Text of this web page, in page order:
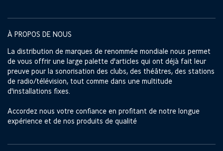
À PROPOS DE NOUS
La distribution de marques de renommée mondiale nous permet
de vous offrir une large palette d'articles qui ont déjà fait leur
preuve pour la sonorisation des clubs, des théâtres, des stations
de radio/télévision, tout comme dans une multitude
d'installations fixes.
Accordez nous votre confiance en profitant de notre longue
expérience et de nos produits de qualité